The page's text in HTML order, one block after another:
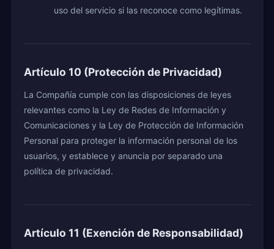
uso del servicio si las reconoce como legítimas.
Artículo 10 (Protección de Privacidad)
La Compañía cumple con las disposiciones de leyes
relevantes como la Ley de Redes de Información y
Comunicaciones y la Ley de Protección de Información
Personal para proteger la información personal de los
usuarios, y establece y anuncia por separado una
política de privacidad.
Artículo 11 (Exención de Responsabilidad)